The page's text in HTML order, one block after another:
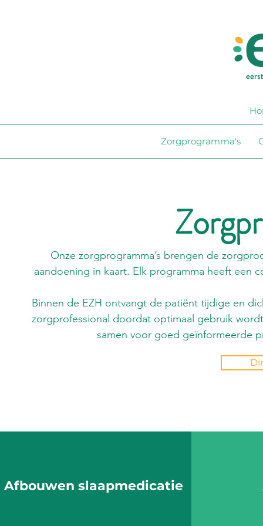
Zorgprogramma's
Onze zorgprogramma’s brengen de
aandoening in kaart. Elk programma heeft een
Binnen de EZH ontvangt de patiënt tijdige en
zorgprofessional doordat optimaal gebruik
samen voor goed geïnformeerde
Afbouwen slaapmedicatie